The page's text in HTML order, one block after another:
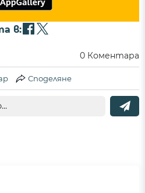
в:
0 Коментара
Споделяне